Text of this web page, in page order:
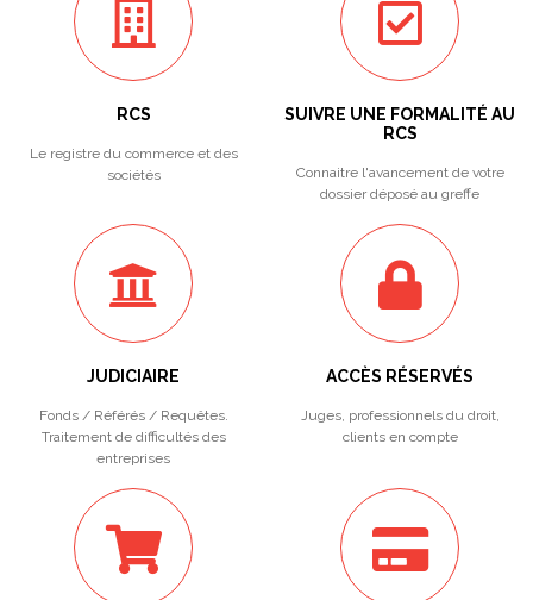
RCS
Le registre du commerce et des
sociétés
SUIVRE UNE FORMALITÉ AU
RCS
Connaitre l'avancement de votre
dossier déposé au greffe
JUDICIAIRE
Fonds / Référés / Requêtes.
Traitement de difficultés des
entreprises
ACCÈS RÉSERVÉS
Juges, professionnels du droit,
clients en compte